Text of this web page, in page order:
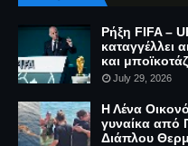
Ρήξη FIFA –
καταγγέλλει
και μποϊκοτάζ
July 29, 2026
Η Λένα
γυναίκα από
Διάπλου